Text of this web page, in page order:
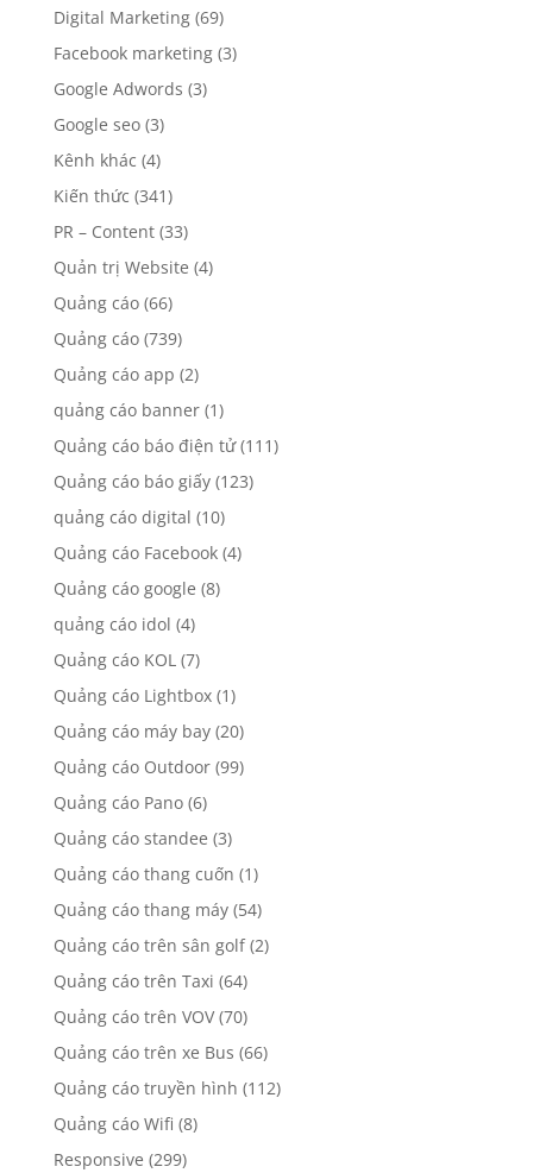
Digital Marketing(69)
Facebook marketing(3)
Google Adwords (3)
Google seo(3)
Kênh khác (4)
Kiến thức (341)
PR – Content(33)
Quản trị Website (4)
Quảng cáo(66)
Quảng cáo(739)
Quảng cáo app (2)
quảng cáo banner(1)
Quảng cáo báo điện tử(111)
Quảng cáo báo giấy(123)
quảng cáo digital (10)
Quảng cáo Facebook(4)
Quảng cáo google (8)
quảng cáo idol (4)
Quảng cáo KOL(7)
Quảng cáo Lightbox(1)
Quảng cáo máy bay(20)
Quảng cáo Outdoor(99)
Quảng cáo Pano(6)
Quảng cáo standee (3)
Quảng cáo thang cuốn (1)
Quảng cáo thang máy(54)
Quảng cáo trên sân golf(2)
Quảng cáo trên Taxi (64)
Quảng cáo trên VOV(70)
Quảng cáo trên xe Bus (66)
Quảng cáo truyền hình (112)
Quảng cáo Wifi (8)
Responsive (299)